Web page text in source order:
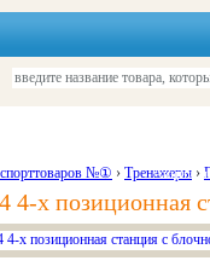
Акции и
№① › Тренажеры ›
4-х позиционная